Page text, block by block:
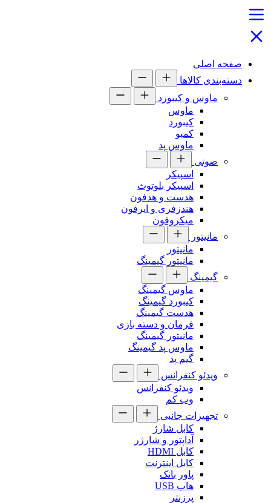
صفحه اصلی
دسته‌بندی کالاها
ماوس و کیبورد
ماوس
کیبورد
کمبو
ماوس پد
صوتی
اسپیکر
اسپیکر بلوتوث
هدست و هدفون
هندزفری و ایرفون
میکروفون
مانیتور
مانیتور
مانیتور گیمینگ
گیمینگ
ماوس گیمینگ
کیبورد گیمینگ
هدست گیمینگ
فرمان و دسته بازی
مانیتور گیمینگ
ماوس پد گیمینگ
گیم پد
ویدئو کنفرانس
ویدئو کنفرانس
وب کم
تجهیزات جانبی
کابل شارژ
آداپتور و شارژر
کابل HDMI
کابل اینترنت
پاور بانک
هاب USB
پرزنتر